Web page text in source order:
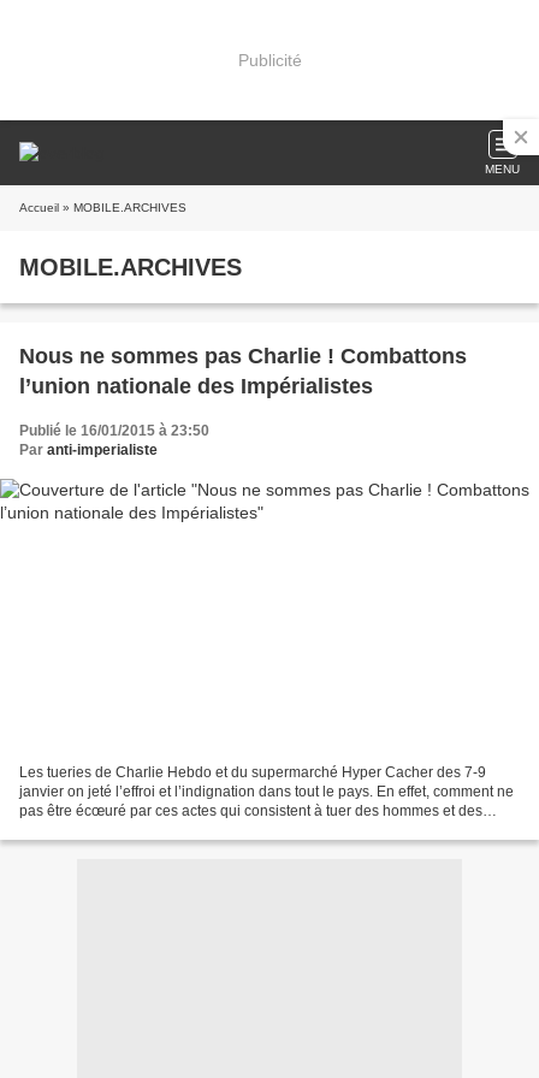
Publicité
MENU
Accueil » MOBILE.ARCHIVES
MOBILE.ARCHIVES
Nous ne sommes pas Charlie ! Combattons
l’union nationale des Impérialistes
Publié le 16/01/2015 à 23:50
Par anti-imperialiste
Les tueries de Charlie Hebdo et du supermarché Hyper Cacher des 7-9
janvier on jeté l’effroi et l’indignation dans tout le pays. En effet, comment ne
pas être écœuré par ces actes qui consistent à tuer des hommes et des